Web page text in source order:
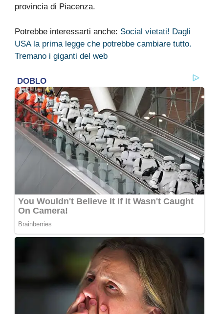
provincia di Piacenza.
Potrebbe interessarti anche: Social vietati! Dagli
USA la prima legge che potrebbe cambiare tutto.
Tremano i giganti del web